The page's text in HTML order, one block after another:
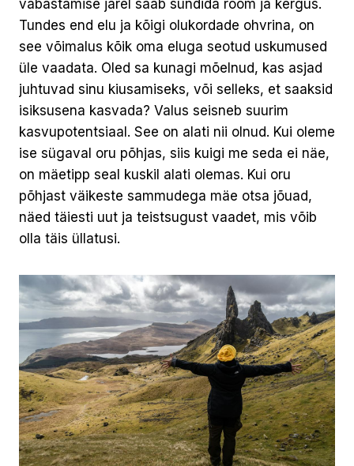
vabastamise järel saab sündida rõõm ja kergus.
Tundes end elu ja kõigi olukordade ohvrina, on
see võimalus kõik oma eluga seotud uskumused
üle vaadata. Oled sa kunagi mõelnud, kas asjad
juhtuvad sinu kiusamiseks, või selleks, et saaksid
isiksusena kasvada? Valus seisneb suurim
kasvupotentsiaal. See on alati nii olnud. Kui oleme
ise sügaval oru põhjas, siis kuigi me seda ei näe,
on mäetipp seal kuskil alati olemas. Kui oru
põhjast väikeste sammudega mäe otsa jõuad,
näed täiesti uut ja teistsugust vaadet, mis võib
olla täis üllatusi.